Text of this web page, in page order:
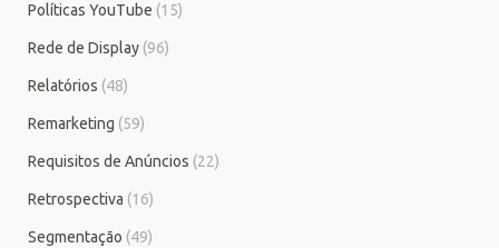
Políticas YouTube (15)
Rede de Display (96)
Relatórios (48)
Remarketing (59)
Requisitos de Anúncios (22)
Retrospectiva (16)
Segmentação (49)